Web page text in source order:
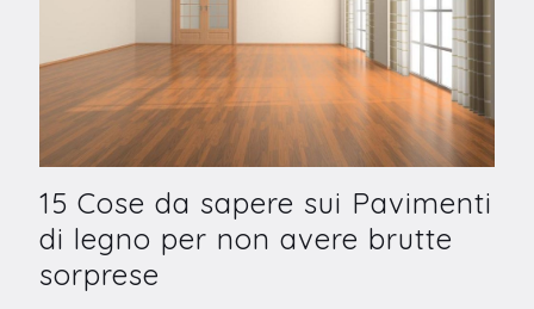
15 Cose da sapere sui Pavimenti
di legno per non avere brutte
sorprese